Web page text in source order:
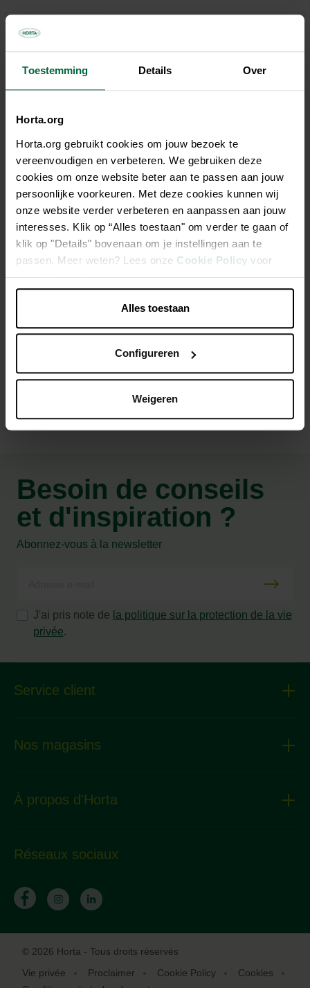
Toestemming Details Over
Horta.org
Horta.org gebruikt cookies om jouw bezoek te
vereenvoudigen en verbeteren. We gebruiken deze
cookies om onze website beter aan te passen aan jouw
persoonlijke voorkeuren. Met deze cookies kunnen wij
onze website verder verbeteren en aanpassen aan jouw
interesses. Klik op “Alles toestaan" om verder te gaan of
klik op "Details" bovenaan om je instellingen aan te
passen. Meer weten? Lees onze Cookie Policy voor
meer informatie.
Alles toestaan
Configureren
Weigeren
5,85 €
Tous les magasins n'ont pas la même gamme
Description
Croquettes riches en fibres pour chinchillas et dègues
All-in-one - évite tout comportement alimentaire sélectif
Sans sucre ajouté. Avec des graines de lin (oméga-3),
idéal pour un bon pelage
Besoin de conseils
et d'inspiration ?
Abonnez-vous à la newsletter
J'ai pris note de la politique sur la protection de la vie
privée.
Service client
Nos magasins
À propos d'Horta
Réseaux sociaux
© 2026 Horta - Tous droits réservés
Vie privée
Proclaimer Cookie Policy
Cookies